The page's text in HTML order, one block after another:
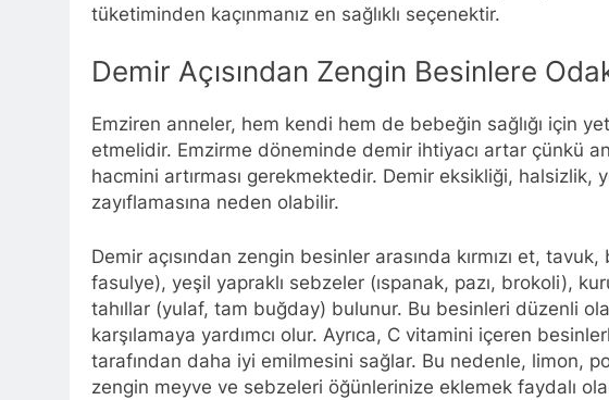
tüketiminden kaçınmanız en sağlıklı seçenektir.
Demir Açısından Zengin Besinlere
Emziren anneler, hem kendi hem de bebeğin sağlığı için
etmelidir. Emzirme döneminde demir ihtiyacı artar çünkü
hacmini artırması gerekmektedir. Demir eksikliği, halsizlik,
zayıflamasına neden olabilir.
Demir açısından zengin besinler arasında kırmızı et,
fasulye), yeşil yapraklı sebzeler (ıspanak, pazı, brokoli),
tahıllar (yulaf, tam buğday) bulunur. Bu besinleri düzenli
karşılamaya yardımcı olur. Ayrıca, C vitamini içeren
tarafından daha iyi emilmesini sağlar. Bu nedenle, limon,
zengin meyve ve sebzeleri öğünlerinize eklemek faydalı